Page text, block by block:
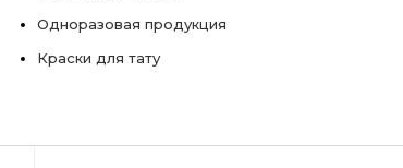
Одноразовая продукция
Краски для тату